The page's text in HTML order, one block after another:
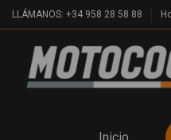
LLÁMANOS: +34 958 28 58 88